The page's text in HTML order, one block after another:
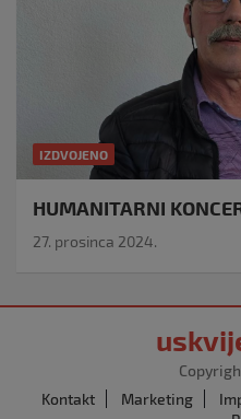
IZDVOJENO
HUMANITARNI
27. prosinca 2024.
Kontakt
Marketing